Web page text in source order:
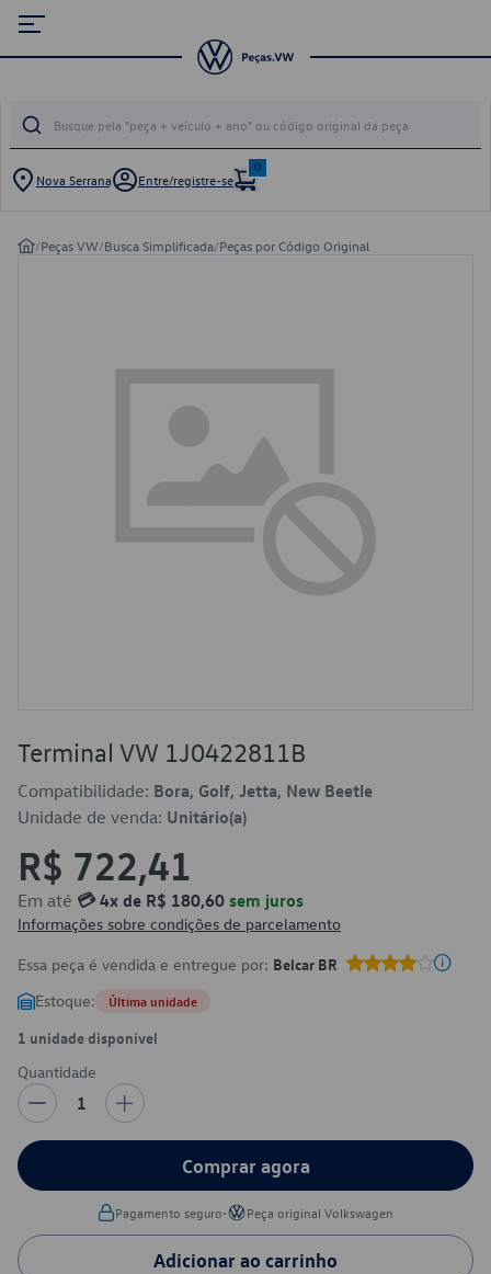
Nova Serrana Entre/registre-se
0
/Peças VW/Busca Simplificada/Peças por Código Original
Terminal VW 1J0422811B
Compatibilidade: Bora, Golf, Jetta, New Beetle
Unidade de venda: Unitário(a)
R$ 722,41
Em até 💳 4x de R$ 180,60 sem juros
Informações sobre condições de parcelamento
Essa peça é vendida e entregue por: Belcar BR
Estoque: Última unidade
1 unidade disponível
Quantidade
1
Comprar agora
Pagamento seguro• Peça original Volkswagen
Adicionar ao carrinho